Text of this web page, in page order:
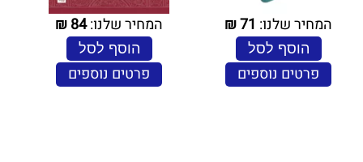
המחיר שלנו: 71
₪
הוסף לסל
פרטים נוספים
המחיר שלנו:84
₪
הוסף לסל
פרטים נוספים